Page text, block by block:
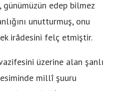
günümüzün edep bilmez
unutturmuş, onu
irâdesini felç etmiştir.
üzerine alan şanlı
millî şuuru